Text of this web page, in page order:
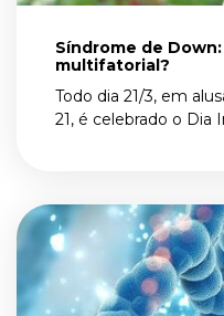
Síndrome de
multifatorial?
Todo dia 21/3, em
21, é celebrado o Dia